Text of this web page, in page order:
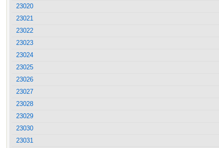
23020
23021
23022
23023
23024
23025
23026
23027
23028
23029
23030
23031